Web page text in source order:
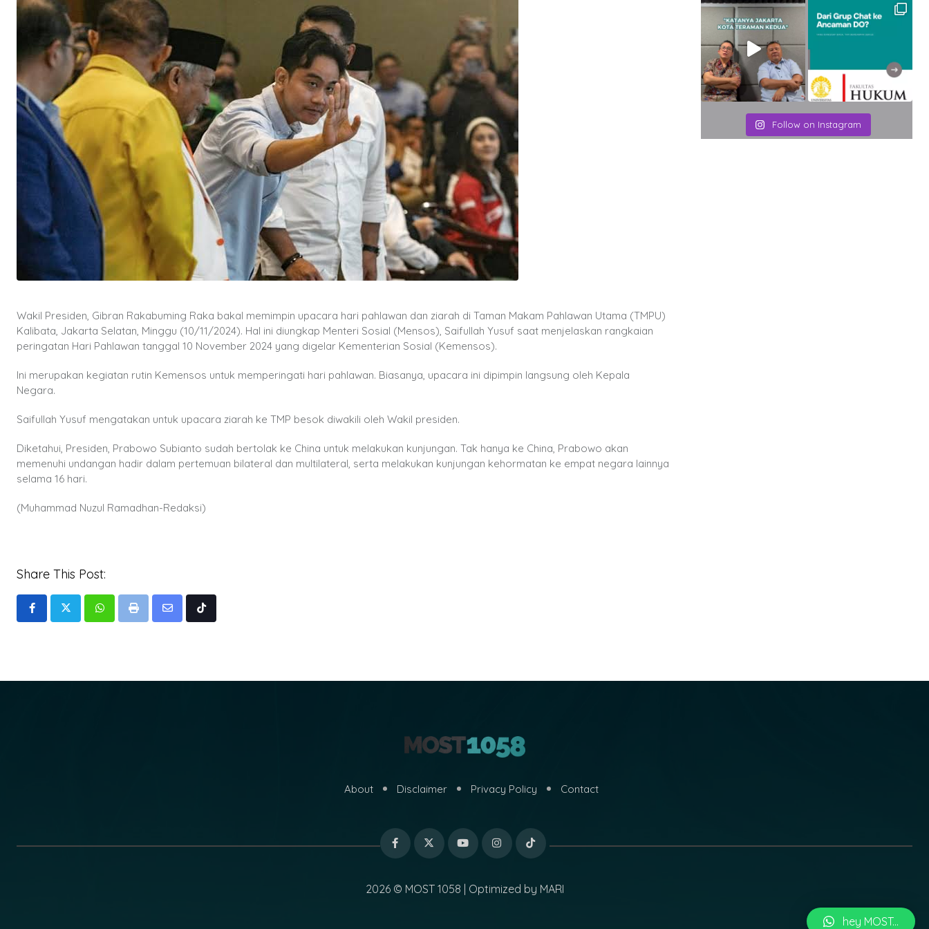
Wakil Presiden, Gibran Rakabuming Raka bakal memimpin upacara hari pahlawan dan ziarah di Taman Makam Pahlawan Utama (TMPU)
Kalibata, Jakarta Selatan, Minggu (10/11/2024). Hal ini diungkap Menteri Sosial (Mensos), Saifullah Yusuf saat menjelaskan rangkaian
peringatan Hari Pahlawan tanggal 10 November 2024 yang digelar Kementerian Sosial (Kemensos).
Ini merupakan kegiatan rutin Kemensos untuk memperingati hari pahlawan. Biasanya, upacara ini dipimpin langsung oleh Kepala
Negara.
Saifullah Yusuf mengatakan untuk upacara ziarah ke TMP besok diwakili oleh Wakil presiden.
Diketahui, Presiden, Prabowo Subianto sudah bertolak ke China untuk melakukan kunjungan. Tak hanya ke China, Prabowo akan
memenuhi undangan hadir dalam pertemuan bilateral dan multilateral, serta melakukan kunjungan kehormatan ke empat negara lainnya
selama 16 hari.
(Muhammad Nuzul Ramadhan-Redaksi)
Share This Post:
WhatsappPrint
Share
Tiktok
Follow on Instagram
About Disclaimer Privacy Policy Contact
2026 © MOST 1058 | Optimized by MARI
hey MOST...